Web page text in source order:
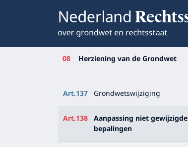
08 Herziening van de Grondwet
Art.137 Grondwetswijziging
Art.138 Aanpassing niet gewijzigde
bepalingen